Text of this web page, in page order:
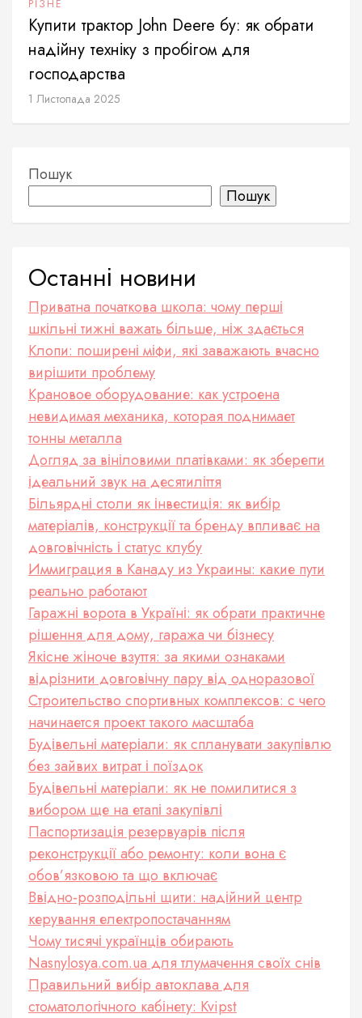
РІЗНЕ
Купити трактор John Deere бу: як обрати
надійну техніку з пробігом для
господарства
1 Листопада 2025
Пошук
Пошук
Останні новини
Приватна початкова школа: чому перші
шкільні тижні важать більше, ніж здається
Клопи: поширені міфи, які заважають вчасно
вирішити проблему
Крановое оборудование: как устроена
невидимая механика, которая поднимает
тонны металла
Догляд за вініловими платівками: як зберегти
ідеальний звук на десятиліття
Більярдні столи як інвестиція: як вибір
матеріалів, конструкції та бренду впливає на
довговічність і статус клубу
Иммиграция в Канаду из Украины: какие пути
реально работают
Гаражні ворота в Україні: як обрати практичне
рішення для дому, гаража чи бізнесу
Якісне жіноче взуття: за якими ознаками
відрізнити довговічну пару від одноразової
Строительство спортивных комплексов: с чего
начинается проект такого масштаба
Будівельні матеріали: як спланувати закупівлю
без зайвих витрат і поїздок
Будівельні матеріали: як не помилитися з
вибором ще на етапі закупівлі
Паспортизація резервуарів після
реконструкції або ремонту: коли вона є
обов’язковою та що включає
Ввідно-розподільні щити: надійний центр
керування електропостачанням
Чому тисячі українців обирають
Nasnylosya.com.ua для тлумачення своїх снів
Правильний вибір автоклава для
стоматологічного кабінету: Kvipst